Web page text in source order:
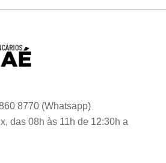
8770 (Whatsapp)
das 08h às 11h de 12:30h a